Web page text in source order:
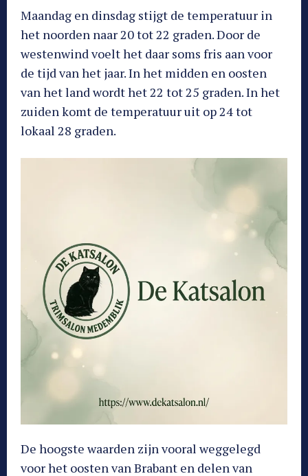
Maandag en dinsdag stijgt de temperatuur in
het noorden naar 20 tot 22 graden. Door de
westenwind voelt het daar soms fris aan voor
de tijd van het jaar. In het midden en oosten
van het land wordt het 22 tot 25 graden. In het
zuiden komt de temperatuur uit op 24 tot
lokaal 28 graden.
De hoogste waarden zijn vooral weggelegd
voor het oosten van Brabant en delen van